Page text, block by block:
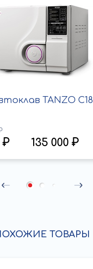
TANZO C18
135 000
ТОВАРЫ